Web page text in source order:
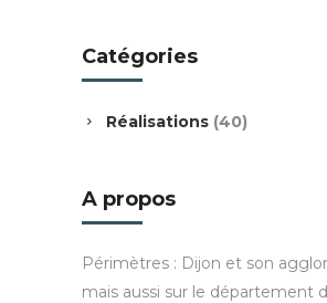
Catégories
Réalisations (40)
A propos
Périmètres : Dijon et son
mais aussi sur le département